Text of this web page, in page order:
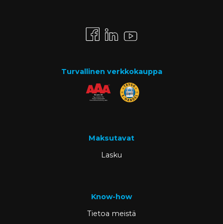
Turvallinen verkkokauppa
Maksutavat
Lasku
Know-how
Tietoa meistä